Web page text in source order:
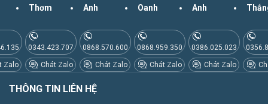
Zalo
Thơm
0343.423.707
Chát Zalo
Anh
0868.570.600
Chát Zalo
Oanh
0868.959.350
Chát Zalo
Anh
0386.025.023
Chát Zalo
THÔNG TIN LIÊN HỆ